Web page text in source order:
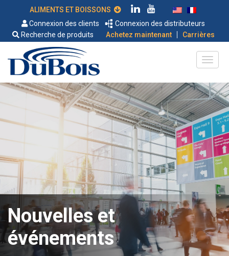
Connexion des clients
Connexion des distributeurs
Recherche de produits
Achetez maintenant | Carrières
Nouvelles et
événements